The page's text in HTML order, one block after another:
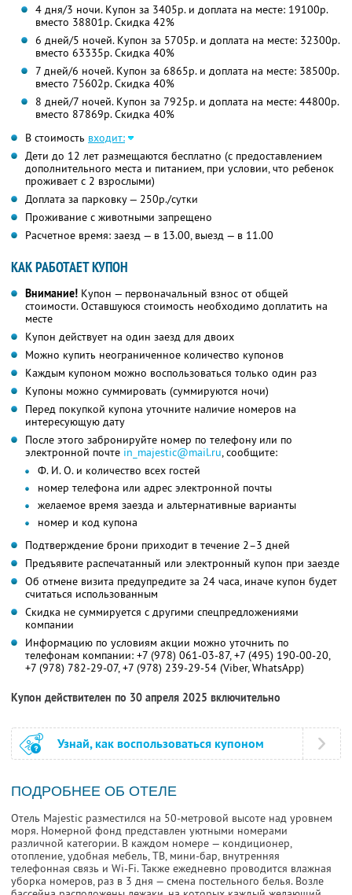
4 дня/3 ночи. Купон за 3405р. и доплата на месте: 19100р.
вместо 38801р. Скидка 42%
6 дней/5 ночей. Купон за 5705р. и доплата на месте: 32300р.
вместо 63335р. Скидка 40%
7 дней/6 ночей. Купон за 6865р. и доплата на месте: 38500р.
вместо 75602р. Скидка 40%
8 дней/7 ночей. Купон за 7925р. и доплата на месте: 44800р.
вместо 87869р. Скидка 40%
В стоимость входит:
Дети до 12 лет размещаются бесплатно (с предоставлением
дополнительного места и питанием, при условии, что ребенок
проживает с 2 взрослыми)
Доплата за парковку — 250р./сутки
Проживание с животными запрещено
Расчетное время: заезд — в 13.00, выезд — в 11.00
КАК РАБОТАЕТ КУПОН
Внимание! Купон — первоначальный взнос от общей
стоимости. Оставшуюся стоимость необходимо доплатить на
месте
Купон действует на один заезд для двоих
Можно купить неограниченное количество купонов
Каждым купоном можно воспользоваться только один раз
Купоны можно суммировать (суммируются ночи)
Перед покупкой купона уточните наличие номеров на
интересующую дату
После этого забронируйте номер по телефону или по
электронной почте in_majestic@mail.ru, сообщите:
Ф. И. О. и количество всех гостей
номер телефона или адрес электронной почты
желаемое время заезда и альтернативные варианты
номер и код купона
Подтверждение брони приходит в течение 2–3 дней
Предъявите распечатанный или электронный купон при заезде
Об отмене визита предупредите за 24 часа, иначе купон будет
считаться использованным
Скидка не суммируется с другими спецпредложениями
компании
Информацию по условиям акции можно уточнить по
телефонам компании: +7 (978) 061-03-87, +7 (495) 190-00-20,
+7 (978) 782-29-07, +7 (978) 239-29-54 (Viber, WhatsApp)
Купон действителен по 30 апреля 2025 включительно
Узнай, как воспользоваться купоном
ПОДРОБНЕЕ ОБ ОТЕЛЕ
Отель Majestic разместился на 50-метровой высоте над уровнем
моря. Номерной фонд представлен уютными номерами
различной категории. В каждом номере — кондиционер,
отопление, удобная мебель, ТВ, мини-бар, внутренняя
телефонная связь и Wi-Fi. Также ежедневно проводится влажная
уборка номеров, раз в 3 дня — смена постельного белья. Возле